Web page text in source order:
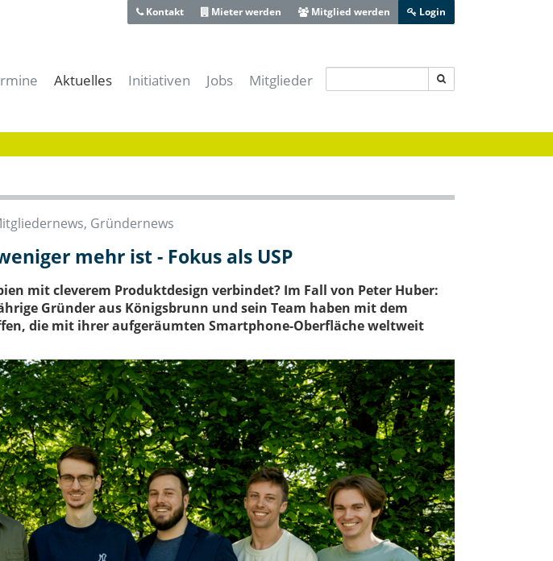
Lehre
Absolventen
mieten
Termine
Termine
Aktuelles
News | Blog
Gründernews
Branchennews
Expertennews
Initiativen
Bayerisches IT-Sicherheitscluster e.V.
eBusiness-Lotse Schwaben
Digitales Zentrum Schwaben
IT-Offensive Bayerisch-Schwaben
Start-Up Augsburg
Jobs Mitglieder
Kontakt Mieter werden Mitglied werden Login
, Gründernews
mehr ist - Fokus als USP
mit cleverem Produktdesign verbindet? Im Fall von Peter Huber:
Gründer aus Königsbrunn und sein Team haben mit dem
die mit ihrer aufgeräumten Smartphone-Oberfläche weltweit